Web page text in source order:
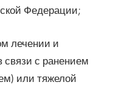
Федерации;
лечении и
связи с ранением
или тяжелой